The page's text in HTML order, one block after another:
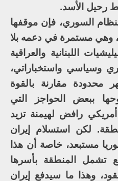
رحيل الأسد.
السوري، فإن موقفها
مستمرة في دعمه بلا
اللبنانية والعراقية
وسياسي واستخباراتي،
محدودة مقارنة بالقوة
ببعض الحواجز التي
رافض لهيمنة تزيد
لكن استسلام إيران
مستبعد، خاصة أن هذا
تشمل المنطقة بأسرها
وهذا ما سيدفع إيران